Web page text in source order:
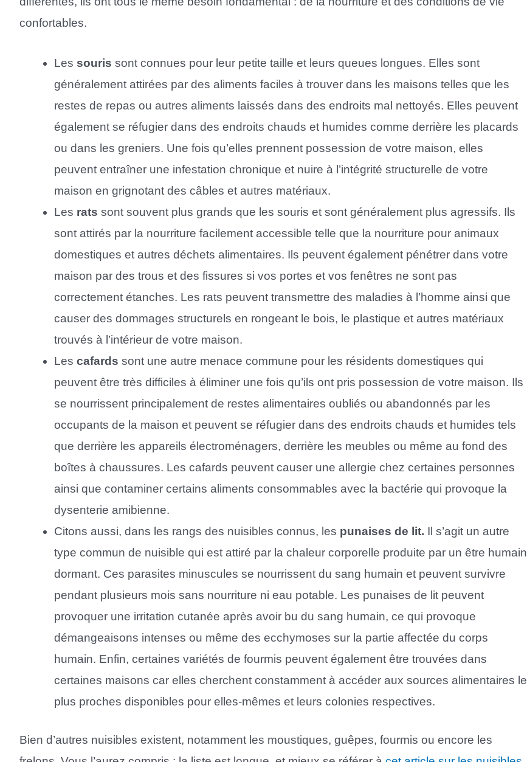
confortables.
Les souris sont connues pour leur petite taille et leurs queues longues. Elles sont
généralement attirées par des aliments faciles à trouver dans les maisons telles que les
restes de repas ou autres aliments laissés dans des endroits mal nettoyés. Elles peuvent
également se réfugier dans des endroits chauds et humides comme derrière les placards
ou dans les greniers. Une fois qu’elles prennent possession de votre maison, elles
peuvent entraîner une infestation chronique et nuire à l’intégrité structurelle de votre
maison en grignotant des câbles et autres matériaux.
Les rats sont souvent plus grands que les souris et sont généralement plus agressifs. Ils
sont attirés par la nourriture facilement accessible telle que la nourriture pour animaux
domestiques et autres déchets alimentaires. Ils peuvent également pénétrer dans votre
maison par des trous et des fissures si vos portes et vos fenêtres ne sont pas
correctement étanches. Les rats peuvent transmettre des maladies à l’homme ainsi que
causer des dommages structurels en rongeant le bois, le plastique et autres matériaux
trouvés à l’intérieur de votre maison.
Les cafards sont une autre menace commune pour les résidents domestiques qui
peuvent être très difficiles à éliminer une fois qu’ils ont pris possession de votre maison. Ils
se nourrissent principalement de restes alimentaires oubliés ou abandonnés par les
occupants de la maison et peuvent se réfugier dans des endroits chauds et humides tels
que derrière les appareils électroménagers, derrière les meubles ou même au fond des
boîtes à chaussures. Les cafards peuvent causer une allergie chez certaines personnes
ainsi que contaminer certains aliments consommables avec la bactérie qui provoque la
dysenterie amibienne.
Citons aussi, dans les rangs des nuisibles connus, les punaises de lit. Il s’agit un autre
type commun de nuisible qui est attiré par la chaleur corporelle produite par un être humain
dormant. Ces parasites minuscules se nourrissent du sang humain et peuvent survivre
pendant plusieurs mois sans nourriture ni eau potable. Les punaises de lit peuvent
provoquer une irritation cutanée après avoir bu du sang humain, ce qui provoque
démangeaisons intenses ou même des ecchymoses sur la partie affectée du corps
humain. Enfin, certaines variétés de fourmis peuvent également être trouvées dans
certaines maisons car elles cherchent constamment à accéder aux sources alimentaires le
plus proches disponibles pour elles-mêmes et leurs colonies respectives.
Bien d’autres nuisibles existent, notamment les moustiques, guêpes, fourmis ou encore les